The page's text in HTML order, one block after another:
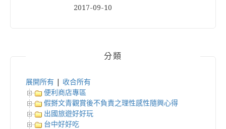
2017-09-10
分類
展開所有
收合所有
便利商店專區
假掰文青觀賞後不負責之理性感性隨興心得
出國旅遊好好玩
台中好好吃